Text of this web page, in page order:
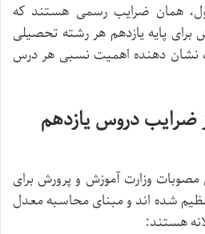
همان ضرایب رسمی هستند که
پایه یازدهم هر رشته تحصیلی
نشان دهنده اهمیت نسبی هر درس
ضرایب دروس یازدهم
وزارت آموزش و پرورش برای
شده اند و مبنای محاسبه معدل
هستند: